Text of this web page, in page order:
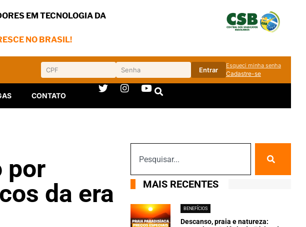
EM TECNOLOGIA DA
NO BRASIL!
Entrar
Esqueci minha senha
Cadastre-se
CONTATO
por
da era
MAIS RECENTES
BENEFÍCIOS
Descanso, praia e natureza: